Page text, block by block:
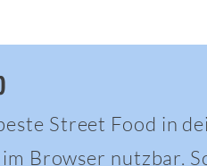
Street Food in
Browser nutzbar.